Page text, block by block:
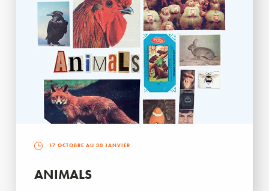
17 OCTOBRE AU 30 JANVIER
ANIMALS